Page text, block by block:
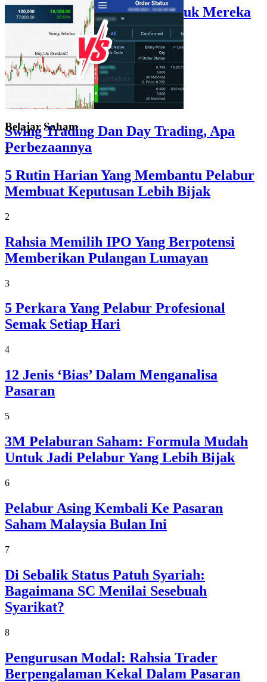
Pelaburan Saham Bukan Untuk Mereka
Yang Suka ‘Stress’
Swing Trading Dan Day Trading, Apa
Perbezaannya
Belajar Saham
1
5 Rutin Harian Yang Membantu Pelabur
Membuat Keputusan Lebih Bijak
2
Rahsia Memilih IPO Yang Berpotensi
Memberikan Pulangan Lumayan
3
5 Perkara Yang Pelabur Profesional
Semak Setiap Hari
4
12 Jenis ‘Bias’ Dalam Menganalisa
Pasaran
5
3M Pelaburan Saham: Formula Mudah
Untuk Jadi Pelabur Yang Lebih Bijak
6
Pelabur Asing Kembali Ke Pasaran
Saham Malaysia Bulan Ini
7
Di Sebalik Status Patuh Syariah:
Bagaimana SC Menilai Sesebuah
Syarikat?
8
Pengurusan Modal: Rahsia Trader
Berpengalaman Kekal Dalam Pasaran